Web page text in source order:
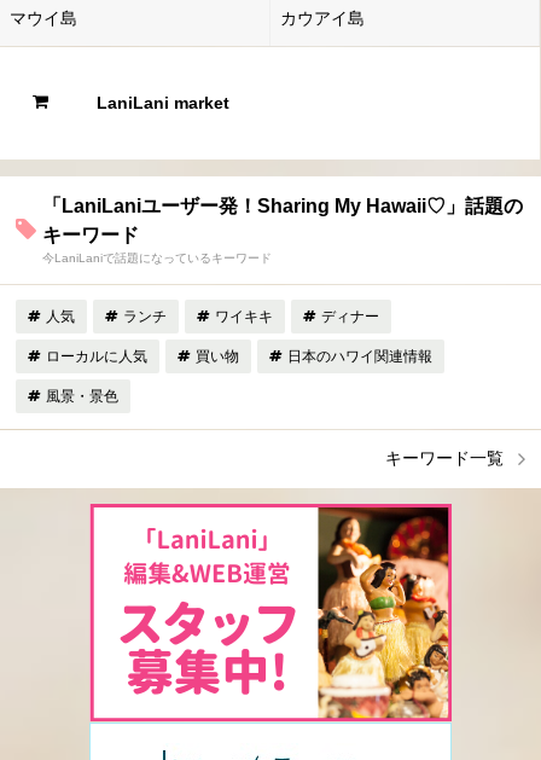
マウイ島 カウアイ島
LaniLani market
「LaniLaniユーザー発！Sharing My Hawaii♡」話題の
キーワード
今LaniLaniで話題になっているキーワード
人気 ランチ ワイキキ ディナー
ローカルに人気 買い物 日本のハワイ関連情報
風景・景色
キーワード一覧